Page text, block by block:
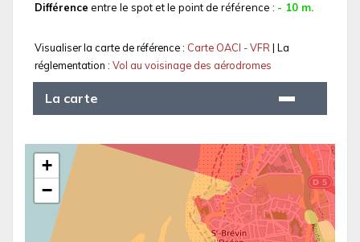
Différence entre le spot et le point de référence : - 10 m.
Visualiser la carte de référence : Carte OACI - VFR| La
réglementation : Vol au voisinage des aérodromes
La carte